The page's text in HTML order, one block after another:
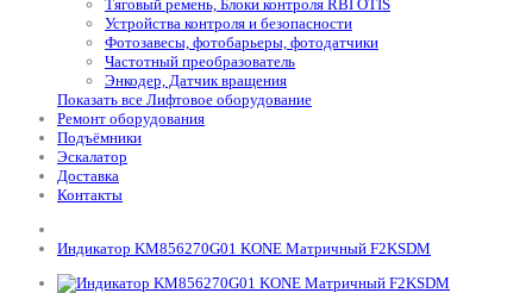
Тяговый ремень, Блоки контроля RBI OTIS
Устройства контроля и безопасности
Фотозавесы, фотобарьеры, фотодатчики
Частотный преобразователь
Энкодер, Датчик вращения
Показать все Лифтовое оборудование
Ремонт оборудования
Подъёмники
Эскалатор
Доставка
Контакты
Индикатор KM856270G01 KONE Матричный F2KSDM